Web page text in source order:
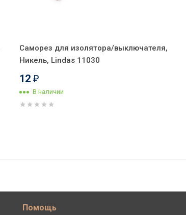
Саморез для изолятора/выключателя,
Никель, Lindas 11030
12 ₽
В наличии
Помощь